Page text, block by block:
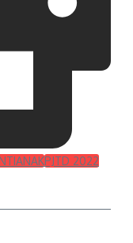
PJTD 2022